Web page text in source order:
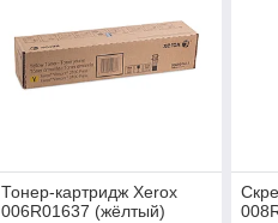
Тонер-картридж Xerox
006R01637 (жёлтый)